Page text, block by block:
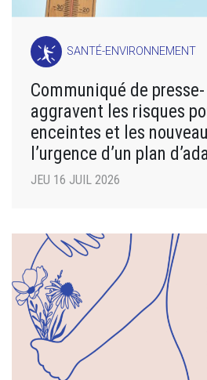
SANTÉ-ENVIRONNEMENT
Communiqué de
aggravent les risques
enceintes et les
l’urgence d’un plan
JEU 16 JUIL 2026